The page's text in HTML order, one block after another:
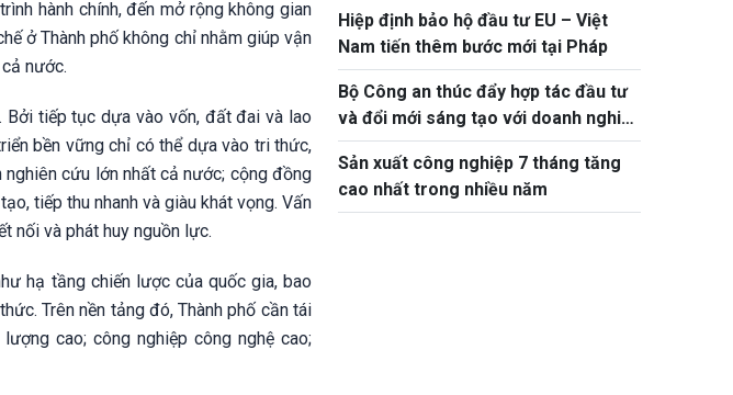
hành chính, đến mở rộng không gian
ở Thành phố không chỉ nhằm giúp vận
nước.
Bởi tiếp tục dựa vào vốn, đất đai và lao
bền vững chỉ có thể dựa vào tri thức,
cứu lớn nhất cả nước; cộng đồng
tiếp thu nhanh và giàu khát vọng. Vấn
nối và phát huy nguồn lực.
hạ tầng chiến lược của quốc gia, bao
Trên nền tảng đó, Thành phố cần tái
cao; công nghiệp công nghệ cao;
Hiệp định bảo hộ đầu tư EU – Việt
Nam tiến thêm bước mới tại Pháp
Bộ Công an thúc đẩy hợp tác đầu tư
và đổi mới sáng tạo với doanh nghiệp
Hoa Kỳ
Sản xuất công nghiệp 7 tháng tăng
cao nhất trong nhiều năm